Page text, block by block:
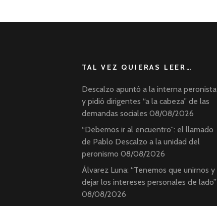
TAL VEZ QUIERAS LEER…
Descalzo apuntó a la interna peronista
y pidió dirigentes “a la cabeza” de las
demandas sociales 08/08/2026
“Debemos ir al encuentro”: el llamado
de Pablo Descalzo a la unidad del
peronismo 08/08/2026
Álvarez Luna: “Tenemos que unirnos y
dejar los intereses personales de lado”
08/08/2026